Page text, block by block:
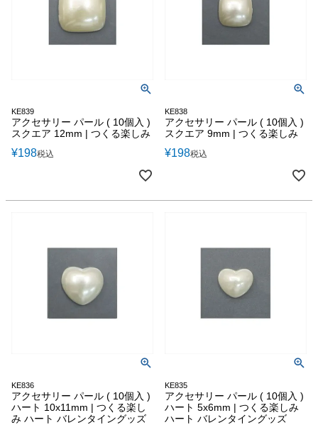
KE839
アクセサリー パール ( 10個入 )
スクエア 12mm | つくる楽しみ
¥198税込
KE838
アクセサリー パール ( 10個入 )
スクエア 9mm | つくる楽しみ
¥198税込
KE836
アクセサリー パール ( 10個入 )
ハート 10x11mm | つくる楽し
み ハート バレンタイングッズ
KE835
アクセサリー パール ( 10個入 )
ハート 5x6mm | つくる楽しみ
ハート バレンタイングッズ